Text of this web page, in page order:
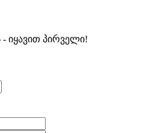
- იყავით პირველი!